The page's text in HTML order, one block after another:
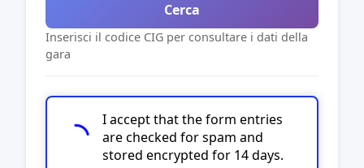
Cerca
Inserisci il codice CIG per consultare i dati della
gara
I accept that the form entries
are checked for spam and
stored encrypted for 14 days.